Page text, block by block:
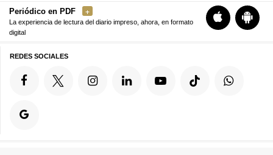
Periódico en PDF
La experiencia de lectura del diario impreso, ahora, en formato
digital
REDES SOCIALES